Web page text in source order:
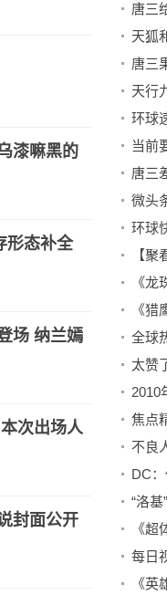
漆嘛黑的
形态补全
场 纳兰嫣
次出场人
封面公开
【
《
太赞
《